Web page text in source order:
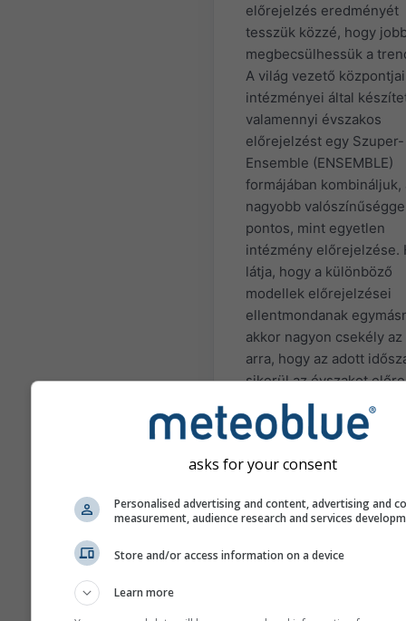
előrejelzés eredményét
tesszük közzé, hogy
megbecsülhessük a
A világ vezető
intézményei által
valamennyi évszakos
előrejelzést egy Szuper-
Ensemble (ENSEMBLE)
formájában kombináljuk,
nagyobb
pontos, mint egyetlen
intézmény előrejelzése.
látja, hogy a különböző
modellek előrejelzései
ellentmondanak
akkor nagyon csekély
arra, hogy az adott
sikerül az évszakot előre
jelezni. Vannak olyan
helyzetek, ahol az
előrejelzések
pontosak lehetnek. A
Niño és La Niña
modelleket az alábbi
asks for your consent
Personalised advertising and content, advertising and
measurement, audience research and services
Store and/or access information on a device
Learn more